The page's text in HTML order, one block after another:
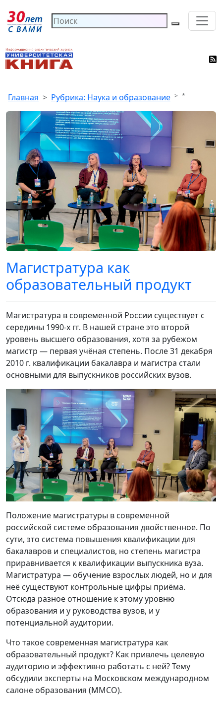
Главная Рубрика: Наука и образование *
Магистратура как
образовательный продукт
Магистратура в современной России существует с
середины 1990-х гг. В нашей стране это второй
уровень высшего образования, хотя за рубежом
магистр — первая учёная степень. После 31 декабря
2010 г. квалификации бакалавра и магистра стали
основными для выпускников российских вузов.
Положение магистратуры в современной
российской системе образования двойственное. По
сути, это система повышения квалификации для
бакалавров и специалистов, но степень магистра
приравнивается к квалификации выпускника вуза.
Магистратура — обучение взрослых людей, но и для
неё существуют контрольные цифры приёма.
Отсюда разное отношение к этому уровню
образования и у руководства вузов, и у
потенциальной аудитории.
Что такое современная магистратура как
образовательный продукт? Как привлечь целевую
аудиторию и эффективно работать с ней? Тему
обсудили эксперты на Московском международном
салоне образования (ММСО).